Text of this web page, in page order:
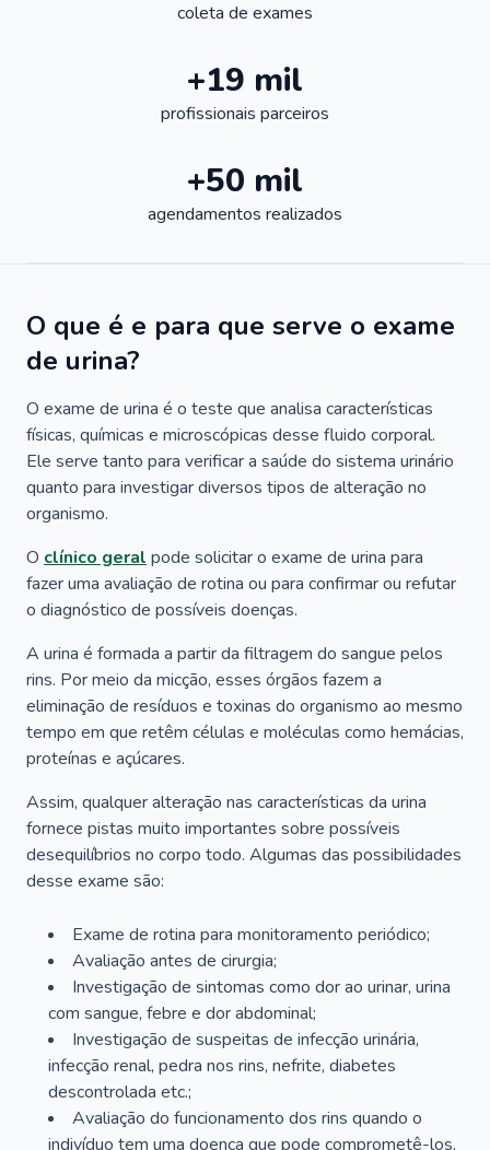
coleta de exames
+19 mil
profissionais parceiros
+50 mil
agendamentos realizados
O que é e para que serve o exame
de urina?
O exame de urina é o teste que analisa características
físicas, químicas e microscópicas desse fluido corporal.
Ele serve tanto para verificar a saúde do sistema urinário
quanto para investigar diversos tipos de alteração no
organismo.
O clínico geral pode solicitar o exame de urina para
fazer uma avaliação de rotina ou para confirmar ou refutar
o diagnóstico de possíveis doenças.
A urina é formada a partir da filtragem do sangue pelos
rins. Por meio da micção, esses órgãos fazem a
eliminação de resíduos e toxinas do organismo ao mesmo
tempo em que retêm células e moléculas como hemácias,
proteínas e açúcares.
Assim, qualquer alteração nas características da urina
fornece pistas muito importantes sobre possíveis
desequilíbrios no corpo todo. Algumas das possibilidades
desse exame são:
Exame de rotina para monitoramento periódico;
Avaliação antes de cirurgia;
Investigação de sintomas como dor ao urinar, urina
com sangue, febre e dor abdominal;
Investigação de suspeitas de infecção urinária,
infecção renal, pedra nos rins, nefrite, diabetes
descontrolada etc.;
Avaliação do funcionamento dos rins quando o
indivíduo tem uma doença que pode comprometê-los,